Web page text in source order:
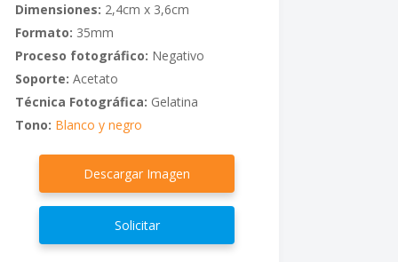
Dimensiones: 2,4cm x 3,6cm
Formato: 35mm
Proceso fotográfico: Negativo
Soporte: Acetato
Técnica Fotográfica: Gelatina
Tono: Blanco y negro
Descargar Imagen
Solicitar